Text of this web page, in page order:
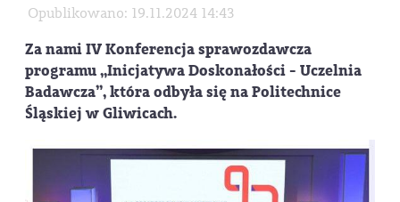
Opublikowano: 19.11.2024 14:43
Za nami IV Konferencja sprawozdawcza
programu „Inicjatywa Doskonałości - Uczelnia
Badawcza”, która odbyła się na Politechnice
Śląskiej w Gliwicach.